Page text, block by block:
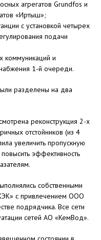
агрегатов Grundfos и
«Иртыш»;
с установкой четырех
подачи
коммуникаций и
1-й очереди.
разделены на два
реконструкция 2-х
отстойников (из 4
увеличить пропускную
повысить эффективность
собственными
с привлечением ООО
подрядчика. Все сети
сетей АО «КемВод».